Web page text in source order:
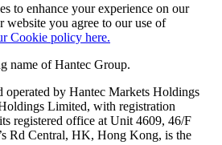
to enhance your experience on our
website you agree to our use of
Cookie policy here.
name of Hantec Group.
operated by Hantec Markets Holdings
Limited, with registration
registered office at Unit 4609, 46/F
Rd Central, HK, Hong Kong, is the